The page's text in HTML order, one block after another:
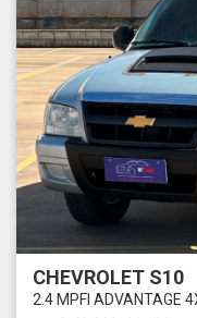
CHEVROLET S10
2.4 MPFI ADVANTAGE